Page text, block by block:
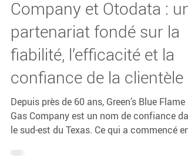
Otodata Tank Monitors
Green’s Blue Flame Gas
Company et Otodata : un
partenariat fondé sur la
fiabilité, l’efficacité et la